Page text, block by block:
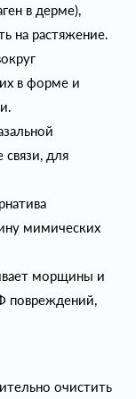
в дерме),
на растяжение.
в форме и
для
мимических
морщины и
повреждений,
очистить